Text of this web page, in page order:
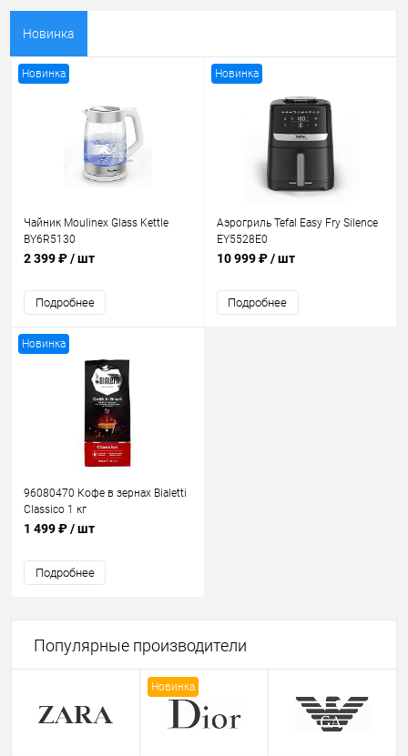
Новинка
Новинка
Чайник Moulinex Glass Kettle
BY6R5130
2 399 ₽/ шт
Подробнее
Новинка
Аэрогриль Tefal Easy Fry Silence
EY5528E0
10 999 ₽/ шт
Подробнее
Новинка
96080470 Кофе в зернах Bialetti
Classico 1 кг
1 499 ₽/ шт
Подробнее
Популярные производители
Новинка